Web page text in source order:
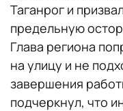
Таганрог и
предельную
Глава региона
на улицу и не
завершения
подчеркнул, что